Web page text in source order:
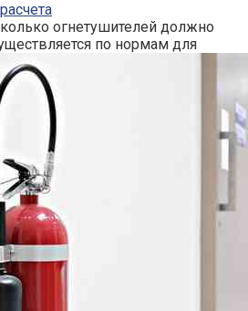
огнетушителей должно
по нормам для